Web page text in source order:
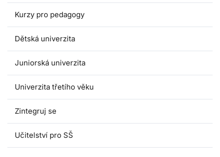
Kurzy pro pedagogy
Dětská univerzita
Juniorská univerzita
Univerzita třetího věku
Zintegruj se
Učitelství pro SŠ